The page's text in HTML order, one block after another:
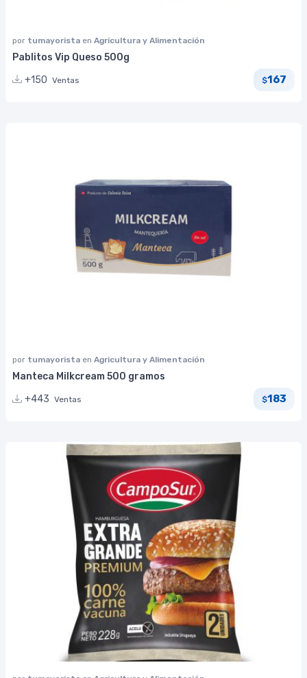
por tumayorista en Agricultura y Alimentación
Pablitos Vip Queso 500g
+150 Ventas $167
por tumayorista en Agricultura y Alimentación
Manteca Milkcream 500 gramos
+443 Ventas $183